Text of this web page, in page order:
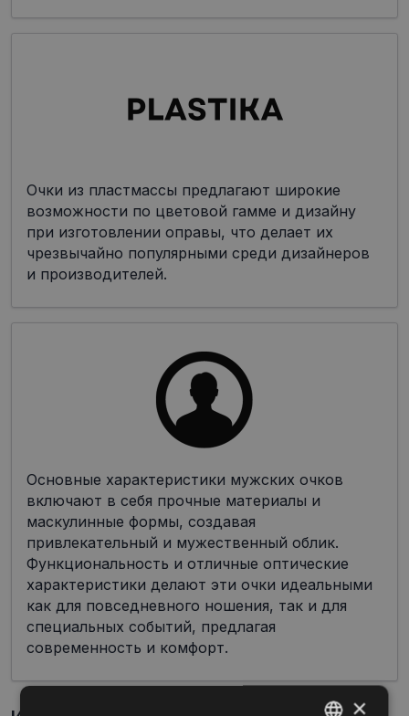
Очки из пластмассы предлагают широкие
возможности по цветовой гамме и дизайну
при изготовлении оправы, что делает их
чрезвычайно популярными среди дизайнеров
и производителей.
Основные характеристики мужских очков
включают в себя прочные материалы и
маскулинные формы, создавая
привлекательный и мужественный облик.
Функциональность и отличные оптические
характеристики делают эти очки идеальными
как для повседневного ношения, так и для
специальных событий, предлагая
современность и комфорт.
×